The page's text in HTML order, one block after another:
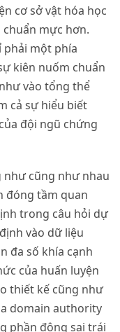
cơ sở vật hóa học
mực hơn.
phải một phía
kiên nuốm chuẩn
vào tổng thể
cả sự hiểu biết
đội ngũ chứng
như cũng như nhau
đóng tầm quan
trong câu hỏi dự
vào dữ liệu
đa số khía cạnh
của huấn luyện
thiết kế cũng như
domain authority
phần đông sai trái